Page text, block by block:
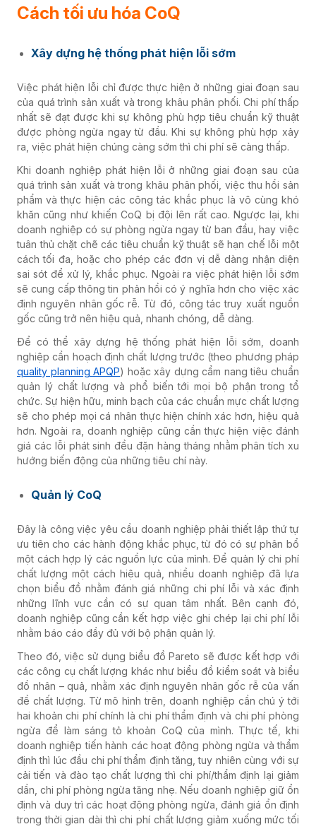
Cách tối ưu hóa CoQ
Xây dựng hệ thống phát hiện lỗi sớm
Việc phát hiện lỗi chỉ được thực hiện ở những giai đoạn sau
của quá trình sản xuất và trong khâu phân phối. Chi phí thấp
nhất sẽ đạt được khi sự không phù hợp tiêu chuẩn kỹ thuật
được phòng ngừa ngay từ đầu. Khi sự không phù hợp xảy
ra, việc phát hiện chúng càng sớm thì chi phí sẽ càng thấp.
Khi doanh nghiệp phát hiện lỗi ở những giai đoạn sau của
quá trình sản xuất và trong khâu phân phối, việc thu hồi sản
phẩm và thực hiện các công tác khắc phục là vô cùng khó
khăn cũng như khiến CoQ bị đội lên rất cao. Ngược lại, khi
doanh nghiệp có sự phòng ngừa ngay từ ban đầu, hay việc
tuân thủ chặt chẽ các tiêu chuẩn kỹ thuật sẽ hạn chế lỗi một
cách tối đa, hoặc cho phép các đơn vị dễ dàng nhận diện
sai sót để xử lý, khắc phục. Ngoài ra việc phát hiện lỗi sớm
sẽ cung cấp thông tin phản hồi có ý nghĩa hơn cho việc xác
định nguyên nhân gốc rễ. Từ đó, công tác truy xuất nguồn
gốc cũng trở nên hiệu quả, nhanh chóng, dễ dàng.
Để có thể xây dựng hệ thống phát hiện lỗi sớm, doanh
nghiệp cần hoạch định chất lượng trước (theo phương pháp
quality planning APQP) hoặc xây dựng cẩm nang tiêu chuẩn
quản lý chất lượng và phổ biến tới mọi bộ phận trong tổ
chức. Sự hiện hữu, minh bạch của các chuẩn mực chất lượng
sẽ cho phép mọi cá nhân thực hiện chính xác hơn, hiệu quả
hơn. Ngoài ra, doanh nghiệp cũng cần thực hiện việc đánh
giá các lỗi phát sinh đều đặn hàng tháng nhằm phân tích xu
hướng biến động của những tiêu chí này.
Quản lý CoQ
Đây là công việc yêu cầu doanh nghiệp phải thiết lập thứ tự
ưu tiên cho các hành động khắc phục, từ đó có sự phân bổ
một cách hợp lý các nguồn lực của mình. Để quản lý chi phí
chất lượng một cách hiệu quả, nhiều doanh nghiệp đã lựa
chọn biểu đồ nhằm đánh giá những chi phí lỗi và xác định
những lĩnh vực cần có sự quan tâm nhất. Bên cạnh đó,
doanh nghiệp cũng cần kết hợp việc ghi chép lại chi phí lỗi
nhằm báo cáo đầy đủ với bộ phận quản lý.
Theo đó, việc sử dụng biểu đồ Pareto sẽ được kết hợp với
các công cụ chất lượng khác như biểu đồ kiểm soát và biểu
đồ nhân – quả, nhằm xác định nguyên nhân gốc rễ của vấn
đề chất lượng. Từ mô hình trên, doanh nghiệp cần chú ý tới
hai khoản chi phí chính là chi phí thẩm định và chi phí phòng
ngừa để làm sáng tỏ khoản CoQ của mình. Thực tế, khi
doanh nghiệp tiến hành các hoạt động phòng ngừa và thẩm
định thì lúc đầu chi phí thẩm định tăng, tuy nhiên cùng với sự
cải tiến và đào tạo chất lượng thì chi phí/thẩm định lại giảm
dần, chi phí phòng ngừa tăng nhẹ. Nếu doanh nghiệp giữ ổn
định và duy trì các hoạt động phòng ngừa, đánh giá ổn định
trong thời gian dài thì chi phí chất lượng giảm xuống mức tối